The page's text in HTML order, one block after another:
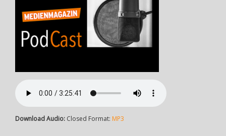
Download Audio: Closed Format: MP3